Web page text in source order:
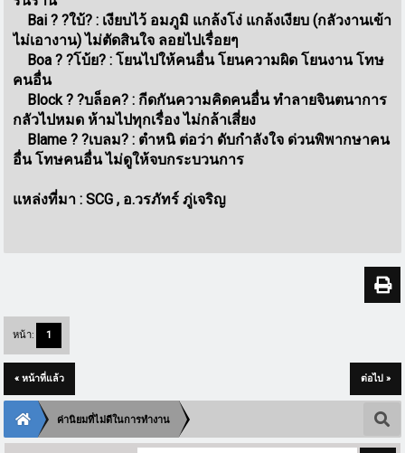
Bai ? ?ใบ้? : เงียบไว้ อมภูมิ แกล้งโง่ แกล้งเงียบ (กลัวงานเข้า
ไม่เอางาน) ไม่ตัดสินใจ ลอยไปเรื่อยๆ
Boa ? ?โบ้ย? : โยนไปให้คนอื่น โยนความผิด โยนงาน โทษ
คนอื่น
Block ? ?บล็อค? : กีดกันความคิดคนอื่น ทำลายจินตนาการ
กลัวไปหมด ห้ามไปทุกเรื่อง ไม่กล้าเสี่ยง
Blame ? ?เบลม? : ตำหนิ ต่อว่า ดับกำลังใจ ด่วนพิพากษาคน
อื่น โทษคนอื่น ไม่ดูให้จบกระบวนการ
แหล่งที่มา : SCG , อ.วรภัทร์ ภู่เจริญ
หน้า: 1
« หน้าที่แล้ว ต่อไป »
ค่านิยมที่ไม่ดีในการทำงาน